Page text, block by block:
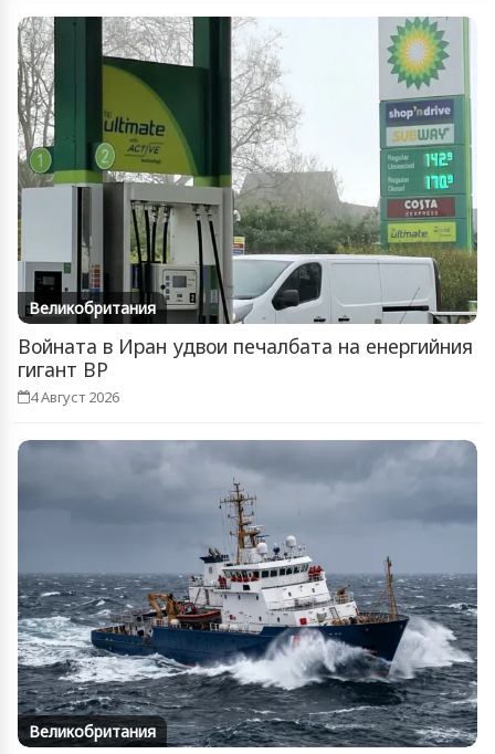
Великобритания
Войната в Иран удвои печалбата на енергийния
гигант BP
4 Август 2026
Великобритания